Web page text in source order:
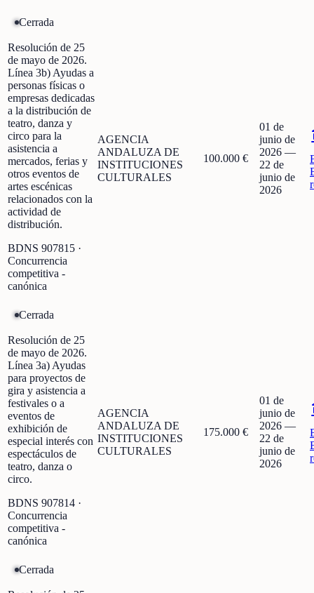
Cerrada
Resolución de 25
de mayo de 2026.
Línea 3b) Ayudas a
personas físicas o
empresas dedicadas
a la distribución de
teatro, danza y
circo para la
asistencia a
mercados, ferias y
otros eventos de
artes escénicas
relacionados con la
actividad de
distribución.
BDNS 907815 ·
Concurrencia
competitiva -
canónica
AGENCIA
ANDALUZA DE
INSTITUCIONES
CULTURALES
100.000 €
01 de
junio de
2026 —
22 de
junio de
2026
Cerrada
Resolución de 25
de mayo de 2026.
Línea 3a) Ayudas
para proyectos de
gira y asistencia a
festivales o a
eventos de
exhibición de
especial interés con
espectáculos de
teatro, danza o
circo.
BDNS 907814 ·
Concurrencia
competitiva -
canónica
AGENCIA
ANDALUZA DE
INSTITUCIONES
CULTURALES
175.000 €
01 de
junio de
2026 —
22 de
junio de
2026
Cerrada